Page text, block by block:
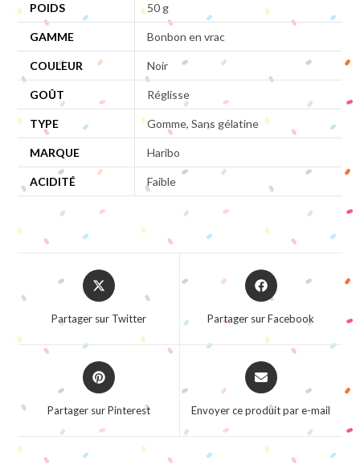
POIDS 50 g
GAMME Bonbon en vrac
COULEUR Noir
GOÛT Réglisse
TYPE Gomme, Sans gélatine
MARQUE Haribo
ACIDITÉ Faible
Opens
in
new
window
Partager sur Twitter
Opens
in
window
Partager sur Facebook
Opens
in
window
Partager sur Pinterest
Opens
in
new
Envoyer ce produit par e-mail